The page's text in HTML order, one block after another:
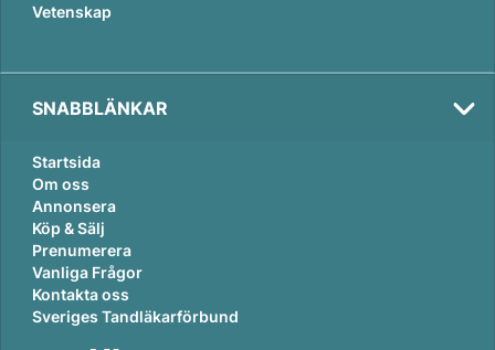
Vetenskap
SNABBLÄNKAR
Startsida
Om oss
Annonsera
Köp & Sälj
Prenumerera
Vanliga Frågor
Kontakta oss
Sveriges Tandläkarförbund